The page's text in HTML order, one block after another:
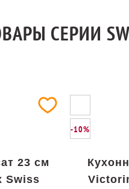
СЕРИИ
23 см
Swiss
-10%